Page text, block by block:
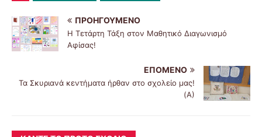
ΠΡΟΗΓΟΎΜΕΝΟ
Η Τετάρτη Τάξη στον Μαθητικό Διαγωνισμό
Αφίσας!
ΕΠΌΜΕΝΟ
Τα Σκυριανά κεντήματα ήρθαν στο σχολείο μας!
(Α)